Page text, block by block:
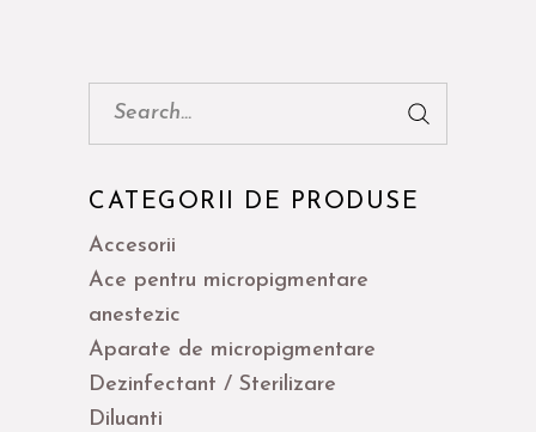
CATEGORII DE PRODUSE
Accesorii
Ace pentru micropigmentare
anestezic
Aparate de micropigmentare
Dezinfectant / Sterilizare
Diluanti